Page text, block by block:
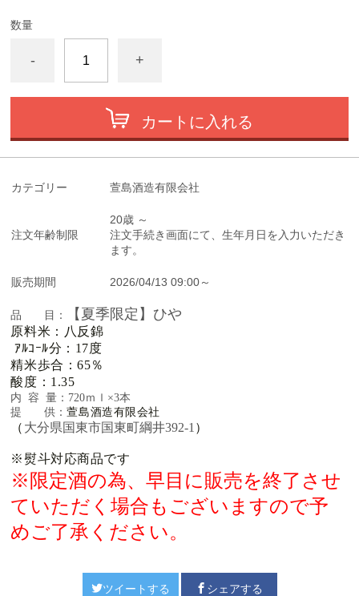
数量
- +
カートに入れる
カテゴリー 萱島酒造有限会社
注文年齢制限
20歳 ～
注文手続き画面にて、生年月日を入力いただき
ます。
販売期間 2026/04/13 09:00～
品 目： 【夏季限定】ひや
原料米：八反錦
ｱﾙｺｰﾙ分：17度
精米歩合：65％
酸度：1.35
内 容 量：720ｍｌ×3本
提 供：萱島酒造有限会社
（ 大分県国東市国東町綱井392-1 ）
※熨斗対応商品です
※限定酒の為、早目に販売を終了させ
ていただく場合もございますので予
めご了承ください。
ツイートする シェアする